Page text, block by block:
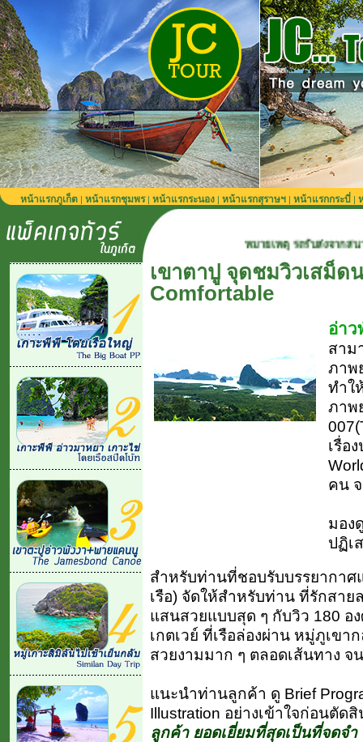
หน้าแรกภูเก็ต | หน้าแรกชุมพร| หน้าแรกระนอง | หน้าแรกสุราษฯ | หน้าแรกกระบี่ |
หมายเหตุ รถรับส่งจากสนามบินภูเก็ต
เขาตาปู จุดชมวิวเสม็ด
Comfortable
อ่าว
สาม
ภาพ
ทำใ
ภาพ
เรื่อ
คน
มอง
ปฏิเ
สำหรับท่านที่ชอบรับบรรยากา
เรือ) จัดให้สำหรับท่าน ที่รักสา
แสนสวยแบบสุด ๆ กับวิว 180 อ
เกตเวย์ ที่เรือล่องผ่าน หมู่ภูเข
สวยงามมาก ๆ ตลอดเส้นทาง จ
แนะนำท่านลูกค้า ดู Brief
Illustration อย่างเข้าใจก่อนตัด
ลูกค้า ยอดเยี่ยมที่สุดเป็นที่จดจำ